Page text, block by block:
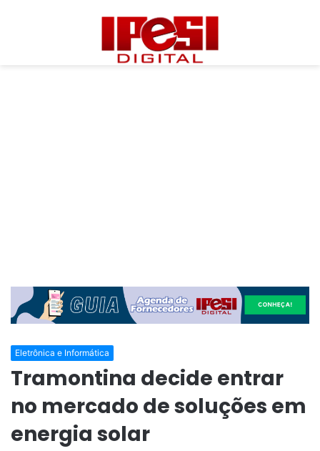
Eletrônica e Informática
Tramontina decide entrar
no mercado de soluções em
energia solar